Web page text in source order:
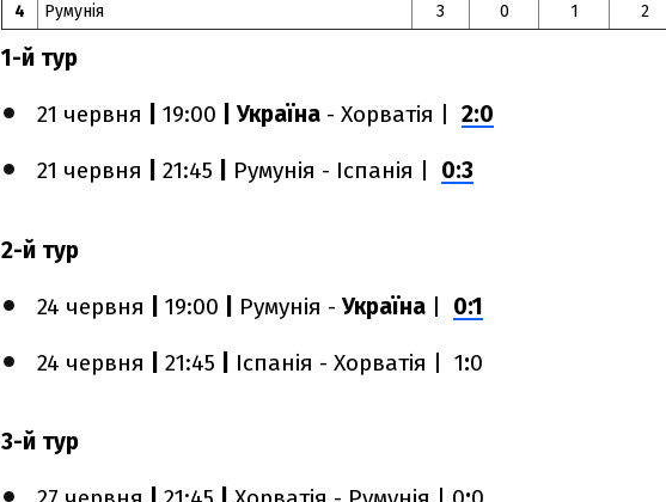
4
Румунія 3 0 1 2
1-й тур
21 червня 19:00 Україна - Хорватія | 2:0
21 червня 21:45 Румунія - Іспанія | 0:3
2-й тур
24 червня 19:00 Румунія - Україна 0:1
24 червня 21:45 Іспанія - Хорватія | 1:0
3-й тур